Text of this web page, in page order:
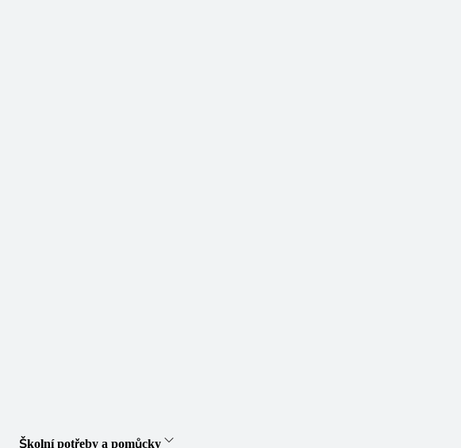
Školní potřeby a pomůcky